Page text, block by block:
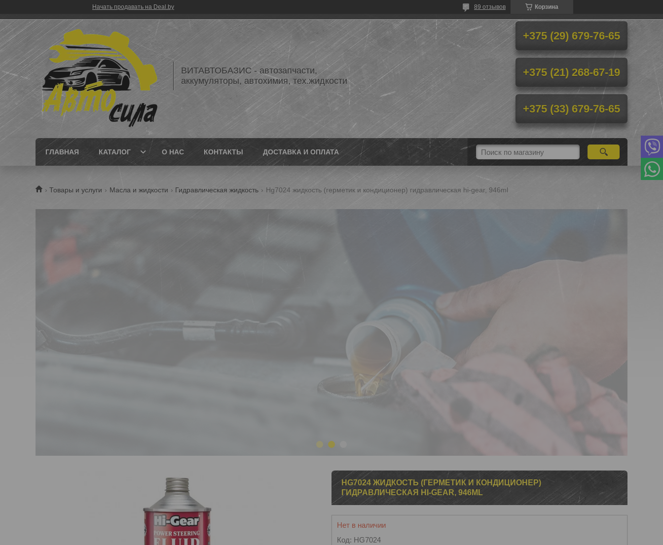
Начать продавать на Deal.by Корзина
89 отзывов
ВИТАВТОБАЗИС - автозапчасти,
аккумуляторы, автохимия, тех.жидкости
+375 (29) 679-76-65
+375 (21) 268-67-19
+375 (33) 679-76-65
ГЛАВНАЯ КАТАЛОГ О НАС КОНТАКТЫ ДОСТАВКА И ОПЛАТА
Товары и услуги Масла и жидкости Гидравлическая жидкость Hg7024 жидкость (герметик и кондиционер) гидравлическая hi-gear, 946ml
HG7024 ЖИДКОСТЬ (ГЕРМЕТИК И КОНДИЦИОНЕР)
ГИДРАВЛИЧЕСКАЯ HI-GEAR, 946ML
Нет в наличии
Код: HG7024